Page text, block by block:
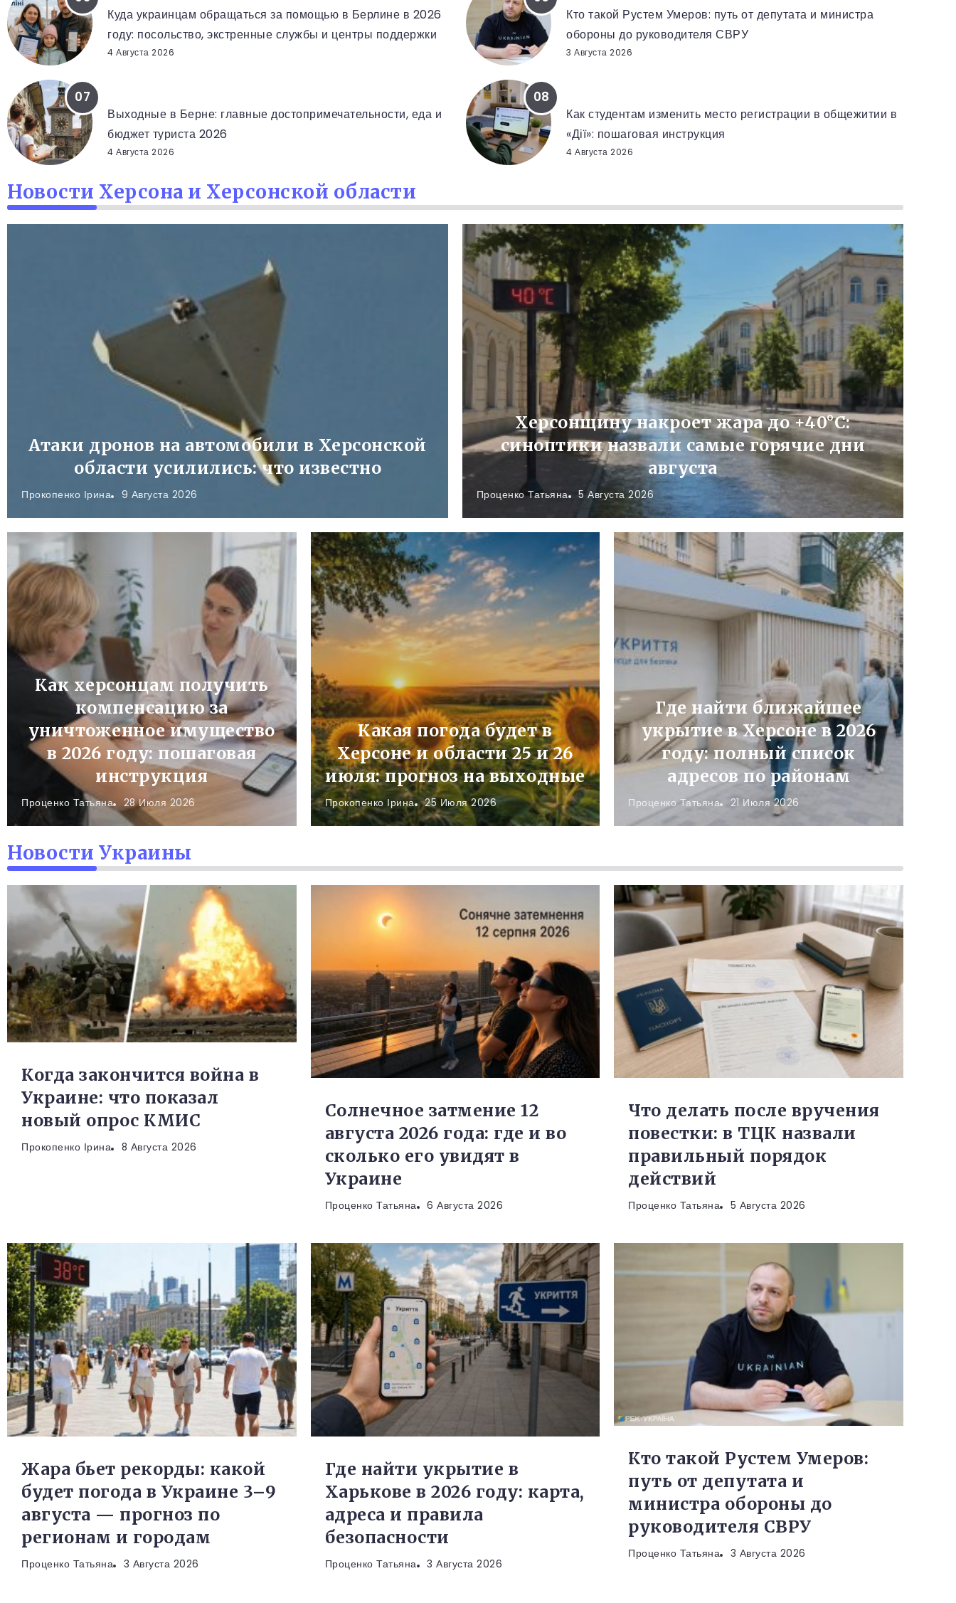
Куда украинцам обращаться за помощью в Берлине в 2026
году: посольство, экстренные службы и центры поддержки
4 Августа 2026
Кто такой Рустем Умеров: путь от депутата и министра
обороны до руководителя СВРУ
3 Августа 2026
Выходные в Берне: главные достопримечательности, еда и
бюджет туриста 2026
4 Августа 2026
Как студентам изменить место регистрации в общежитии в
«Дії»: пошаговая инструкция
4 Августа 2026
Новости Херсона и Херсонской области
Атаки дронов на автомобили в Херсонской
области усилились: что известно
Прокопенко Ірина 9 Августа 2026
Херсонщину накроет жара до +40°C:
синоптики назвали самые горячие дни
августа
Проценко Татьяна 5 Августа 2026
Как херсонцам получить
компенсацию за
уничтоженное имущество
в 2026 году: пошаговая
инструкция
Проценко Татьяна 28 Июля 2026
Какая погода будет в
Херсоне и области 25 и 26
июля: прогноз на выходные
Прокопенко Ірина 25 Июля 2026
Где найти ближайшее
укрытие в Херсоне в 2026
году: полный список
адресов по районам
Проценко Татьяна 21 Июля 2026
Новости Украины
Когда закончится война в
Украине: что показал
новый опрос КМИС
Прокопенко Ірина 8 Августа 2026
Солнечное затмение 12
августа 2026 года: где и во
сколько его увидят в
Украине
Проценко Татьяна 6 Августа 2026
Что делать после вручения
повестки: в ТЦК назвали
правильный порядок
действий
Проценко Татьяна 5 Августа 2026
Жара бьет рекорды: какой
будет погода в Украине 3–9
августа — прогноз по
регионам и городам
Проценко Татьяна 3 Августа 2026
Где найти укрытие в
Харькове в 2026 году: карта,
адреса и правила
безопасности
Проценко Татьяна 3 Августа 2026
Кто такой Рустем Умеров:
путь от депутата и
министра обороны до
руководителя СВРУ
Проценко Татьяна 3 Августа 2026